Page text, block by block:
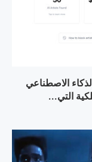
الاصطناعي
التي...